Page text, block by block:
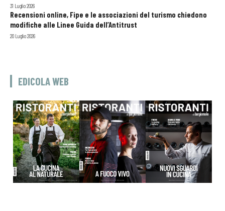
31 Luglio 2026
Recensioni online, Fipe e le associazioni del turismo chiedono
modifiche alle Linee Guida dell’Antitrust
20 Luglio 2026
EDICOLA WEB